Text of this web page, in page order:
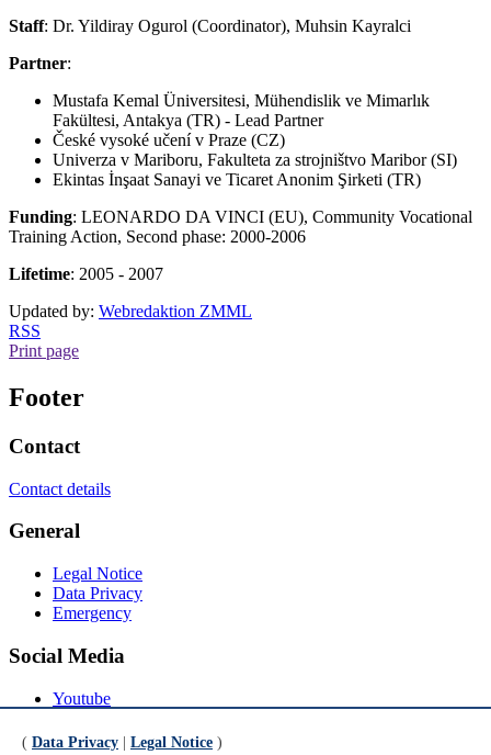
Staff: Dr. Yildiray Ogurol (Coordinator), Muhsin Kayralci
Partner:
Mustafa Kemal Üniversitesi, Mühendislik ve Mimarlık
Fakültesi, Antakya (TR) - Lead Partner
České vysoké učení v Praze (CZ)
Univerza v Mariboru, Fakulteta za strojništvo Maribor (SI)
Ekintas İnşaat Sanayi ve Ticaret Anonim Şirketi (TR)
Funding: LEONARDO DA VINCI (EU), Community Vocational
Training Action, Second phase: 2000-2006
Lifetime: 2005 - 2007
Updated by: Webredaktion ZMML
RSS
Print page
Footer
Contact
Contact details
General
Legal Notice
Data Privacy
Emergency
Social Media
Youtube
LinkedIn
( Data Privacy Legal Notice )